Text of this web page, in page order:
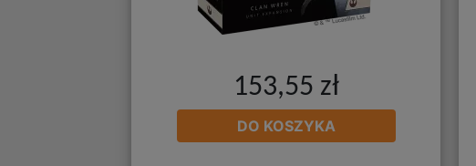
153,55 zł
DO KOSZYKA